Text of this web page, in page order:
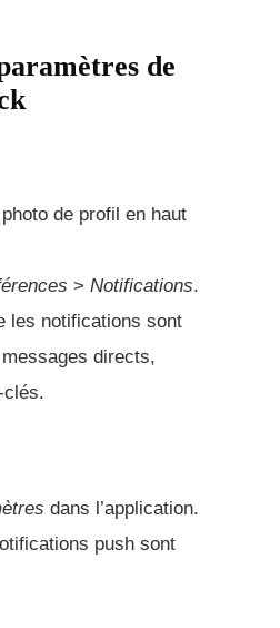
de
de profil en haut
> Notifications.
les notifications sont
directs,
clés.
dans l’application.
push sont